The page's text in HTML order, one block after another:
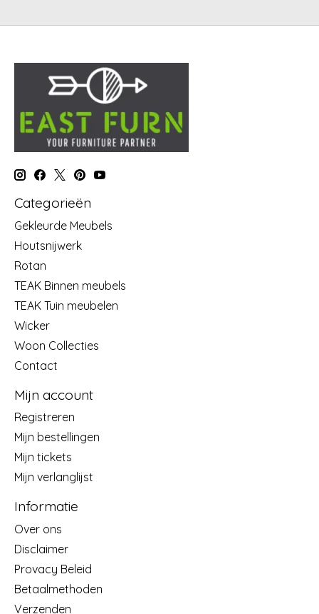
Categorieën
Gekleurde Meubels
Houtsnijwerk
Rotan
TEAK Binnen meubels
TEAK Tuin meubelen
Wicker
Woon Collecties
Contact
Mijn account
Registreren
Mijn bestellingen
Mijn tickets
Mijn verlanglijst
Informatie
Over ons
Disclaimer
Provacy Beleid
Betaalmethoden
Verzenden